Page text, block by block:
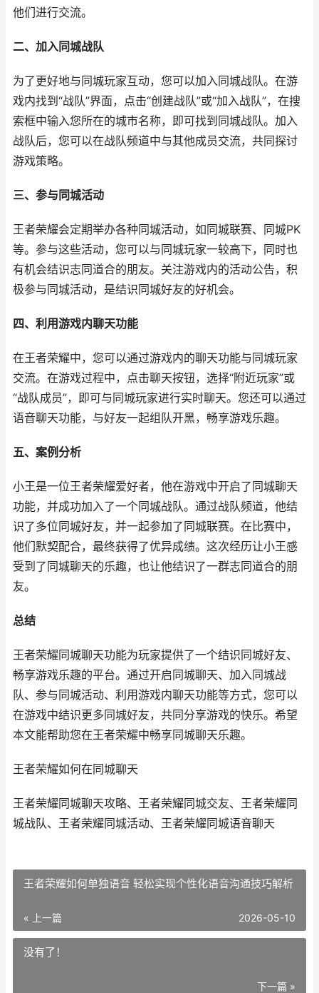
他们进行交流。
二、加入同城战队
为了更好地与同城玩家互动，您可以加入同城战队。在游
戏内找到“战队”界面，点击“创建战队”或“加入战队”，在搜
索框中输入您所在的城市名称，即可找到同城战队。加入
战队后，您可以在战队频道中与其他成员交流，共同探讨
游戏策略。
三、参与同城活动
王者荣耀会定期举办各种同城活动，如同城联赛、同城PK
等。参与这些活动，您可以与同城玩家一较高下，同时也
有机会结识志同道合的朋友。关注游戏内的活动公告，积
极参与同城活动，是结识同城好友的好机会。
四、利用游戏内聊天功能
在王者荣耀中，您可以通过游戏内的聊天功能与同城玩家
交流。在游戏过程中，点击聊天按钮，选择“附近玩家”或
“战队成员”，即可与同城玩家进行实时聊天。您还可以通过
语音聊天功能，与好友一起组队开黑，畅享游戏乐趣。
五、案例分析
小王是一位王者荣耀爱好者，他在游戏中开启了同城聊天
功能，并成功加入了一个同城战队。通过战队频道，他结
识了多位同城好友，并一起参加了同城联赛。在比赛中，
他们默契配合，最终获得了优异成绩。这次经历让小王感
受到了同城聊天的乐趣，也让他结识了一群志同道合的朋
友。
总结
王者荣耀同城聊天功能为玩家提供了一个结识同城好友、
畅享游戏乐趣的平台。通过开启同城聊天、加入同城战
队、参与同城活动、利用游戏内聊天功能等方式，您可以
在游戏中结识更多同城好友，共同分享游戏的快乐。希望
本文能帮助您在王者荣耀中畅享同城聊天乐趣。
王者荣耀如何在同城聊天
王者荣耀同城聊天攻略、王者荣耀同城交友、王者荣耀同
城战队、王者荣耀同城活动、王者荣耀同城语音聊天
王者荣耀如何单独语音 轻松实现个性化语音沟通技巧解析
« 上一篇 2026-05-10
没有了！
下一篇 »